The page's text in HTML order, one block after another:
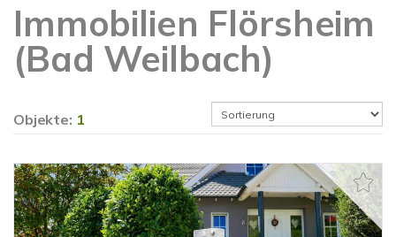
Immobilien Flörsheim
(Bad Weilbach)
Objekte: 1